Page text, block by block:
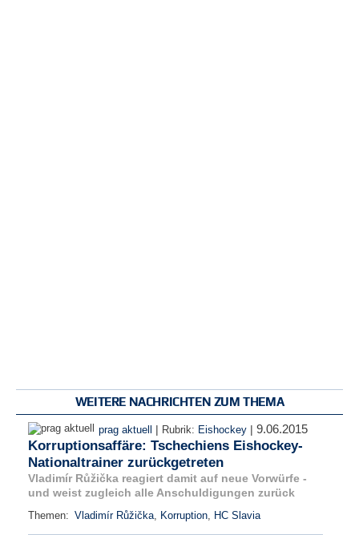
WEITERE NACHRICHTEN ZUM THEMA
prag aktuell | Rubrik: Eishockey | 9.06.2015
Korruptionsaffäre: Tschechiens Eishockey-
Nationaltrainer zurückgetreten
Vladimír Růžička reagiert damit auf neue Vorwürfe -
und weist zugleich alle Anschuldigungen zurück
Themen: Vladimír Růžička Korruption HC Slavia